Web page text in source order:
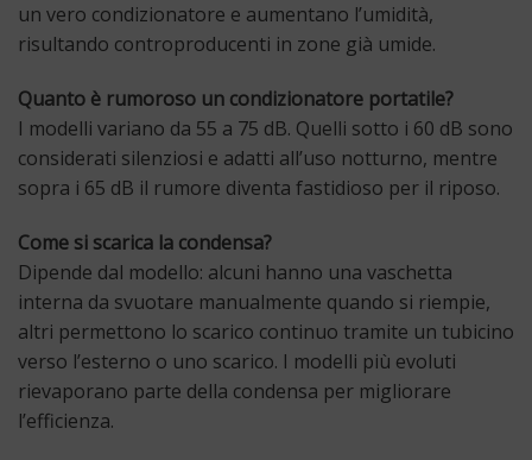
un vero condizionatore e aumentano l’umidità,
risultando controproducenti in zone già umide.
Quanto è rumoroso un condizionatore portatile?
I modelli variano da 55 a 75 dB. Quelli sotto i 60 dB sono
considerati silenziosi e adatti all’uso notturno, mentre
sopra i 65 dB il rumore diventa fastidioso per il riposo.
Come si scarica la condensa?
Dipende dal modello: alcuni hanno una vaschetta
interna da svuotare manualmente quando si riempie,
altri permettono lo scarico continuo tramite un tubicino
verso l’esterno o uno scarico. I modelli più evoluti
rievaporano parte della condensa per migliorare
l’efficienza.